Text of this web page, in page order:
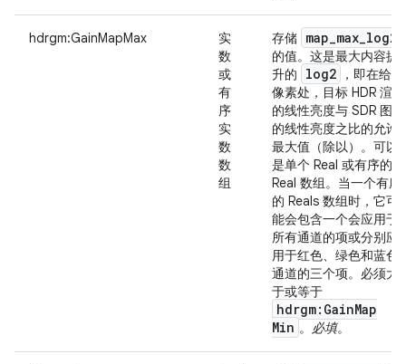
hdrgm:GainMapMax
实
数
或
有
序
实
数
数
组
存储 map_max_log2
的值。这是最大内容提
升的
log2
，即在给定
像素处，目标 HDR 渲染
的线性亮度与 SDR 图片
的线性亮度之比的允许
最大值（除以）。可以
是单个 Real 或有序的
Real 数组。当一个有序
的 Reals 数组时，它可
能会包含一个会应用于
所有通道的项或分别应
用于红色、绿色和蓝色
通道的三个项。必须大
于或等于
hdrgm:GainMap
Min 。 必填。